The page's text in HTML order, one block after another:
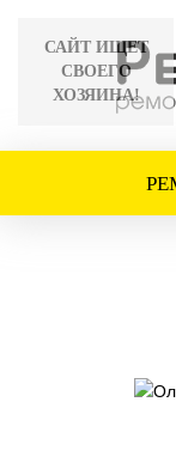
САЙТ ИЩЕТ
СВОЕГО
ХОЗЯИНА!